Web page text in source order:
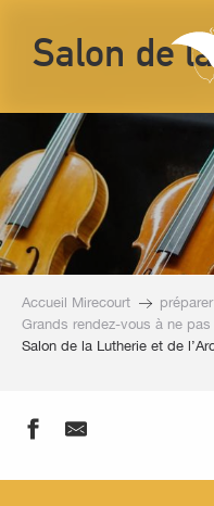
contenu
Salon de
Accueil Mirecourt
Grands rendez-vous à ne pas
Salon de la Lutherie et de